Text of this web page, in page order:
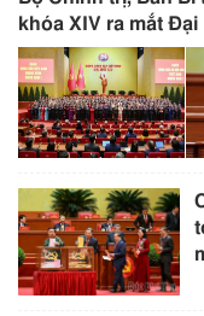
khóa XIV ra mắt Đại